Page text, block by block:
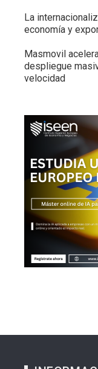
La
economía y
Masmovil
despliegue
velocidad